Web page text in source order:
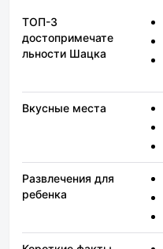
ТОП-3
достопримечате
льности Шацка
Вкусные места
Развлечения для
ребенка